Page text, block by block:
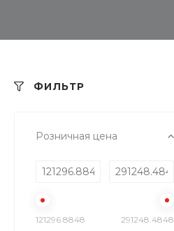
ФИЛЬТР
Розничная цена
121296.8848 291248.4848